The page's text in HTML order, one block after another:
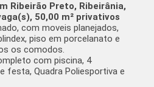
Ribeirão Preto, Ribeirânia,
50,00 m² privativos
com moveis planejados,
piso em porcelanato e
os comodos.
com piscina, 4
festa, Quadra Poliesportiva e